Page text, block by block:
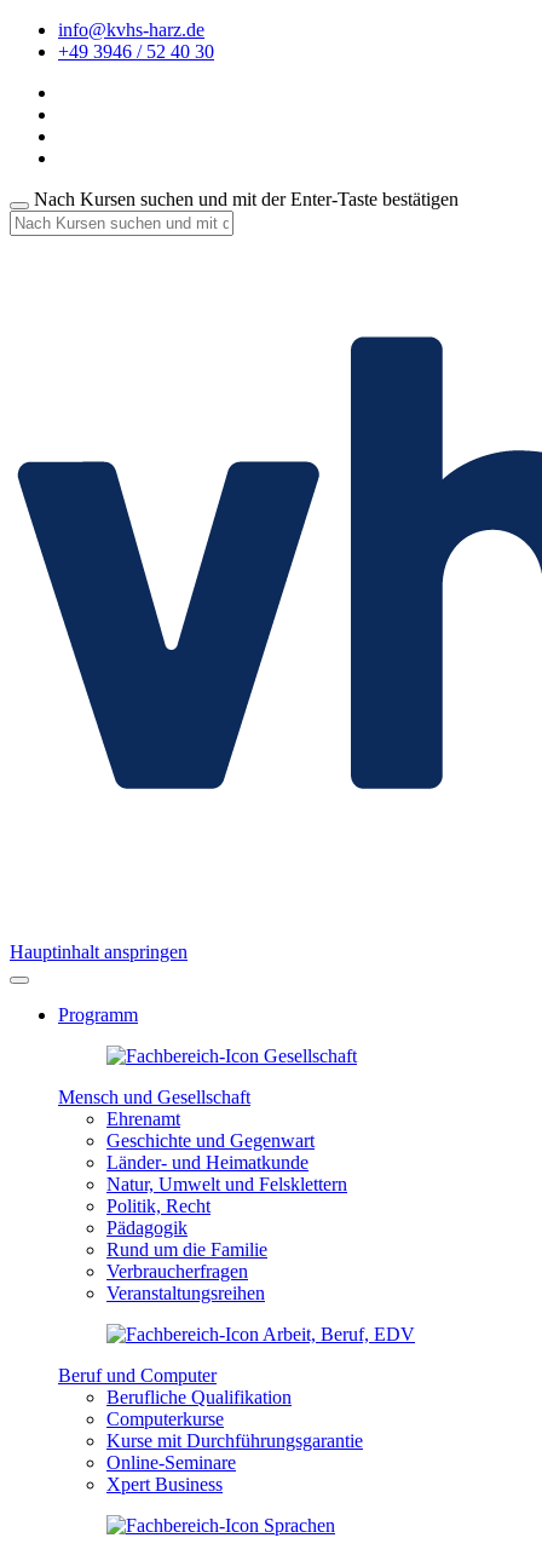
info@kvhs-harz.de
+49 3946 / 52 40 30
Nach Kursen suchen und mit der Enter-Taste bestätigen
Hauptinhalt anspringen
Programm
Mensch und Gesellschaft
Ehrenamt
Geschichte und Gegenwart
Länder- und Heimatkunde
Natur, Umwelt und Felsklettern
Politik, Recht
Pädagogik
Rund um die Familie
Verbraucherfragen
Veranstaltungsreihen
Beruf und Computer
Berufliche Qualifikation
Computerkurse
Kurse mit Durchführungsgarantie
Online-Seminare
Xpert Business